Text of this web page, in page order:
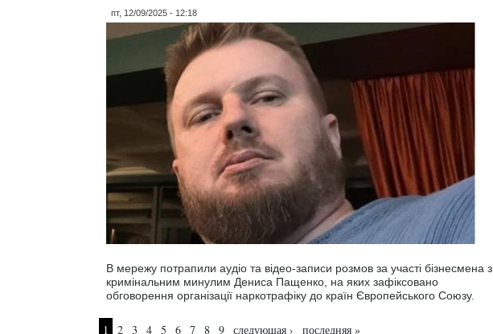
пт, 12/09/2025 - 12:18
В мережу потрапили аудіо та відео-записи розмов за участі бізнесмена з
кримінальним минулим Дениса Пащенко, на яких зафіксовано
обговорення організації наркотрафіку до країн Європейського Союзу.
Страницы
1 2 3 4 5 6 7 8 9 следующая › последняя »